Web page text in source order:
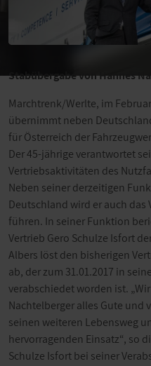
Stabübergabe von Hannes
Marchtrenk/Werlte, im
übernimmt neben
für Österreich der
Der 45-jährige verantwortet
Vertriebsaktivitäten des
Neben seiner derzeitigen
Deutschland wird er auch das
führen. In seiner Funktion
Vertrieb Gero Schulze Isfort
Albers löst den bisherigen
ab, der zum 31.01.2017 in
verabschiedet worden ist.
Nachtelberger alles Gute und
seinen weiteren Lebensweg
hervorragenden Einsatz“, so
Schulze Isfort bei seiner